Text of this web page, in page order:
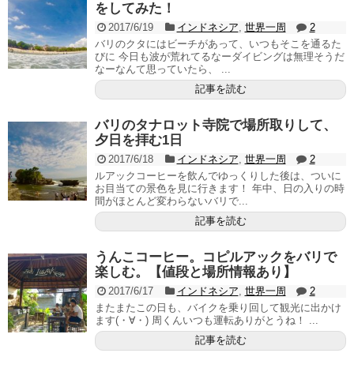
をしてみた！
2017/6/19 インドネシア, 世界一周
2
バリのクタにはビーチがあって、いつもそこを通るた
びに 今日も波が荒れてるなーダイビングは無理そうだ
なーなんて思っていたら、 ...
記事を読む
バリのタナロット寺院で場所取りして、
夕日を拝む1日
2017/6/18 インドネシア, 世界一周
2
ルアックコーヒーを飲んでゆっくりした後は、ついに
お目当ての景色を見に行きます！ 年中、日の入りの時
間がほとんど変わらないバリで...
記事を読む
うんこコーヒー。コピルアックをバリで
楽しむ。【値段と場所情報あり】
2017/6/17 インドネシア, 世界一周
2
またまたこの日も、バイクを乗り回して観光に出かけ
ます(・∀・) 周くんいつも運転ありがとうね！ ...
記事を読む